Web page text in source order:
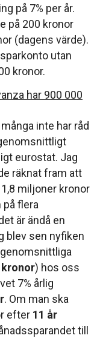
på 7% per år.
på 200 kronor
(dagens värde).
utan
kronor.
har 900 000
inte har råd
eurostat. Jag
räknat fram att
miljoner kronor
flera
är ändå en
blev sen nyfiken
kronor) hos oss
7% årlig
. Om man ska
efter 11 år
till